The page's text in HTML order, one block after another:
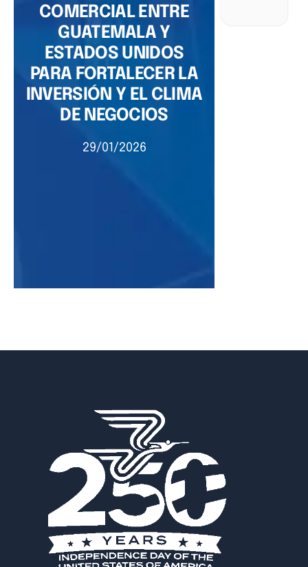
COMERCIAL ENTRE
GUATEMALA Y
ESTADOS UNIDOS
PARA FORTALECER LA
INVERSIÓN Y EL CLIMA
DE NEGOCIOS
29/01/2026